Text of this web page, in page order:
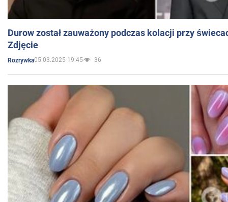
Durow został zauważony podczas kolacji przy
Zdjęcie
Rozrywka05.03.2025 19:45 36